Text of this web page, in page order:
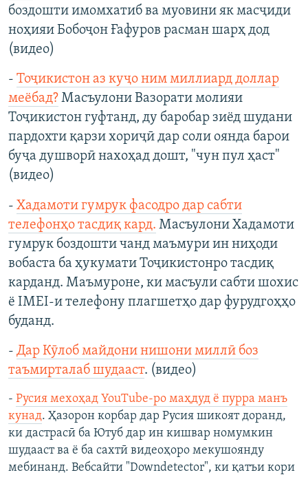
боздошти имомхатиб ва муовини як масҷиди
ноҳияи Бобоҷон Ғафуров расман шарҳ дод
(видео)
- Тоҷикистон аз куҷо ним миллиард доллар
меёбад? Масъулони Вазорати молияи
Тоҷикистон гуфтанд, ду баробар зиёд шудани
пардохти қарзи хориҷӣ дар соли оянда барои
буҷа душворӣ нахоҳад дошт, "чун пул ҳаст"
(видео)
- Хадамоти гумрук фасодро дар сабти
телефонҳо тасдиқ кард. Масъулони Хадамоти
гумрук боздошти чанд маъмури ин ниҳоди
вобаста ба ҳукумати Тоҷикистонро тасдиқ
карданд. Маъмуроне, ки масъули сабти шохис
ё IMEI-и телефону плагшетҳо дар фурудгоҳҳо
буданд.
- Дар Кӯлоб майдони нишони миллӣ боз
таъмирталаб шудааст. (видео)
- Русия мехоҳад YouTube-ро маҳдуд ё пурра манъ
кунад. Ҳазорон корбар дар Русия шикоят доранд,
ки дастрасӣ ба Ютуб дар ин кишвар номумкин
шудааст ва ё ба сахтӣ видеоҳоро мекушоянду
мебинанд. Вебсайти "Downdetector", ки қатъи кори